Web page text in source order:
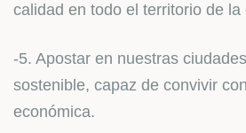
calidad en todo el territorio de la
-5. Apostar en nuestras
sostenible, capaz de convivir
económica.